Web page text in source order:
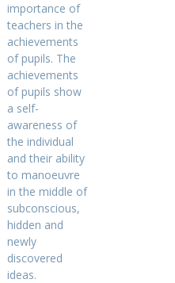
importance of
teachers in the
achievements
of pupils. The
achievements
of pupils show
a self-
awareness of
the individual
and their ability
to manoeuvre
in the middle of
subconscious,
hidden and
newly
discovered
ideas.